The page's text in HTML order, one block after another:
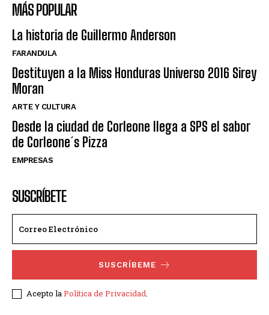
MÁS POPULAR
La historia de Guillermo Anderson
FARANDULA
Destituyen a la Miss Honduras Universo 2016 Sirey
Moran
ARTE Y CULTURA
Desde la ciudad de Corleone llega a SPS el sabor
de Corleone´s Pizza
EMPRESAS
SUSCRÍBETE
SUSCRÍBEME
Acepto laPolítica de Privacidad.